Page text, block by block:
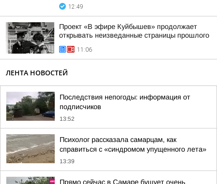
12:49
Проект «В эфире Куйбышев» продолжает
открывать неизведанные страницы прошлого
11:06
ЛЕНТА НОВОСТЕЙ
Последствия непогоды: информация от
подписчиков
13:52
Психолог рассказала самарцам, как
справиться с «синдромом упущенного лета»
13:39
Прямо сейчас в Самаре бушует очень